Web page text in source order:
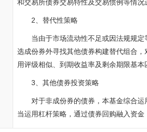
和交易所债券交易特性及交易惯例等情
2、替代性策略
当由于市场流动性不足或因法规规
选成份券外寻找其他债券构建替代组合
用评级相似、到期收益率及剩余期限基
3、其他债券投资策略
对于非成份券的债券，本基金综合
当运用杠杆策略，通过债券回购融入资